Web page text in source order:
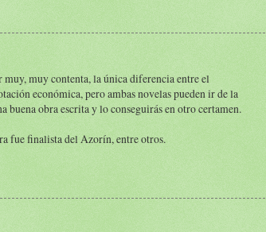
muy, muy contenta, la única diferencia entre el
económica, pero ambas novelas pueden ir de la
buena obra escrita y lo conseguirás en otro certamen.
fue finalista del Azorín, entre otros.